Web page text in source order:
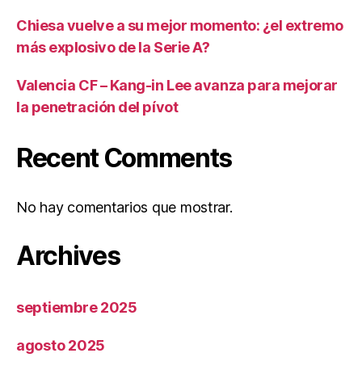
Chiesa vuelve a su mejor momento: ¿el extremo
más explosivo de la Serie A?
Valencia CF – Kang-in Lee avanza para mejorar
la penetración del pívot
Recent Comments
No hay comentarios que mostrar.
Archives
septiembre 2025
agosto 2025